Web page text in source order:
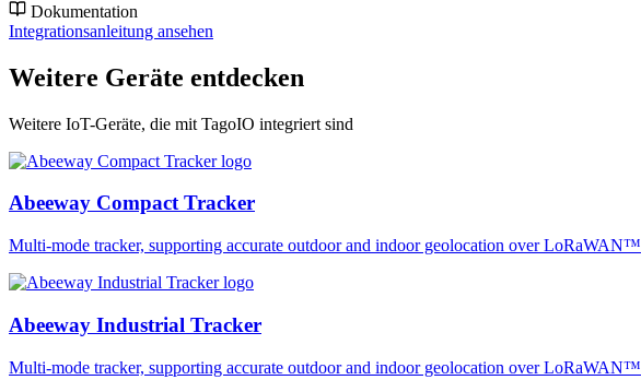
Dokumentation
Integrationsanleitung ansehen
Weitere Geräte entdecken
Weitere IoT-Geräte, die mit TagoIO integriert sind
Abeeway Compact Tracker
Multi-mode tracker, supporting accurate outdoor and indoor geolocation over LoRaWAN™
Abeeway Industrial Tracker
Multi-mode tracker, supporting accurate outdoor and indoor geolocation over LoRaWAN™